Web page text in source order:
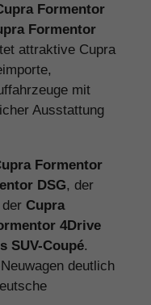
Formentor
Formentor
attraktive Cupra
mit
Ausstattung
Formentor
DSG, der
der Cupra
4Drive
SUV-Coupé.
deutlich